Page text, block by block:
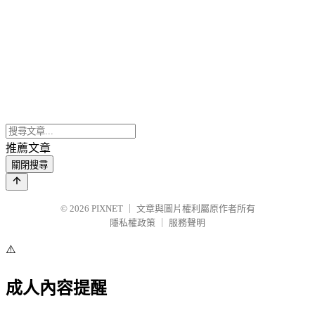
推薦文章
關閉搜尋
© 2026 PIXNET
文章與圖片權利屬原作者所有
隱私權政策
服務聲明
⚠️
成人內容提醒